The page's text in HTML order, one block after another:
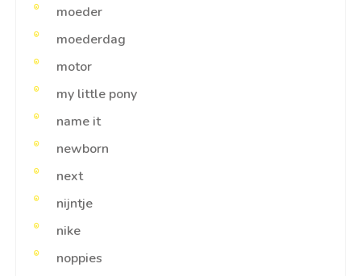
moeder
moederdag
motor
my little pony
name it
newborn
next
nijntje
nike
noppies